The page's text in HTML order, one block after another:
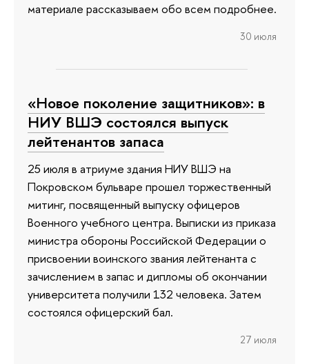
материале рассказываем обо всем подробнее.
30 июля
«Новое поколение защитников»: в
НИУ ВШЭ состоялся выпуск
лейтенантов запаса
25 июля в атриуме здания НИУ ВШЭ на
Покровском бульваре прошел торжественный
митинг, посвященный выпуску офицеров
Военного учебного центра. Выписки из приказа
министра обороны Российской Федерации о
присвоении воинского звания лейтенанта с
зачислением в запас и дипломы об окончании
университета получили 132 человека. Затем
состоялся офицерский бал.
27 июля